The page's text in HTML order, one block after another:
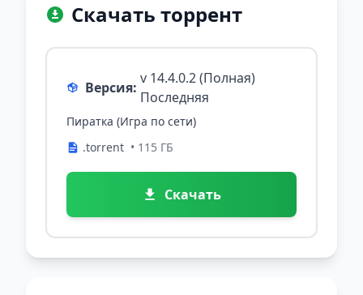
Скачать торрент
Версия:
v 14.4.0.2 (Полная)
Последняя
Пиратка (Игра по сети)
.torrent • 115 ГБ
Скачать